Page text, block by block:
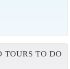
TO DO